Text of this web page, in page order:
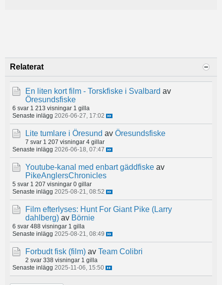
Relaterat
En liten kort film - Torskfiske i Svalbard av
Öresundsfiske
6 svar 1 213 visningar 1 gilla
Senaste inlägg 2026-06-27, 17:02
Lite tumlare i Öresund av Öresundsfiske
7 svar 1 207 visningar 4 gillar
Senaste inlägg 2026-06-18, 07:47
Youtube-kanal med enbart gäddfiske av
PikeAnglersChronicles
5 svar 1 207 visningar 0 gillar
Senaste inlägg 2025-08-21, 08:52
Film efterlyses: Hunt For Giant Pike (Larry
dahlberg) av Börnie
6 svar 488 visningar 1 gilla
Senaste inlägg 2025-08-21, 08:49
Forbudt fisk (film) av Team Colibri
2 svar 338 visningar 1 gilla
Senaste inlägg 2025-11-06, 15:50